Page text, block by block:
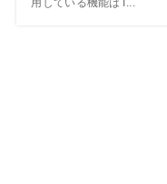
用している機能はT...